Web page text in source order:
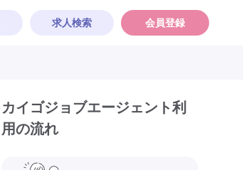
求人検索 会員登録
カイゴジョブエージェント利
用の流れ